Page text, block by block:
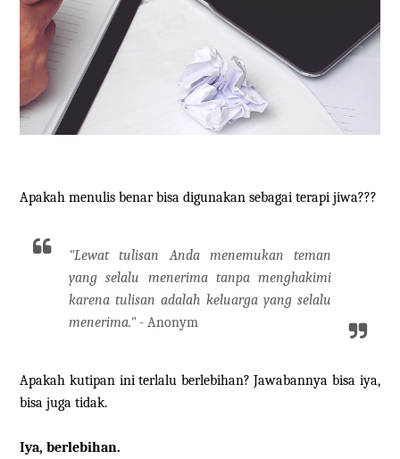
Apakah menulis benar bisa digunakan sebagai terapi jiwa???
"Lewat tulisan Anda menemukan teman
yang selalu menerima tanpa menghakimi
karena tulisan adalah keluarga yang selalu
menerima." -Anonym
Apakah kutipan ini terlalu berlebihan? Jawabannya bisa iya,
bisa juga tidak.
Iya, berlebihan.